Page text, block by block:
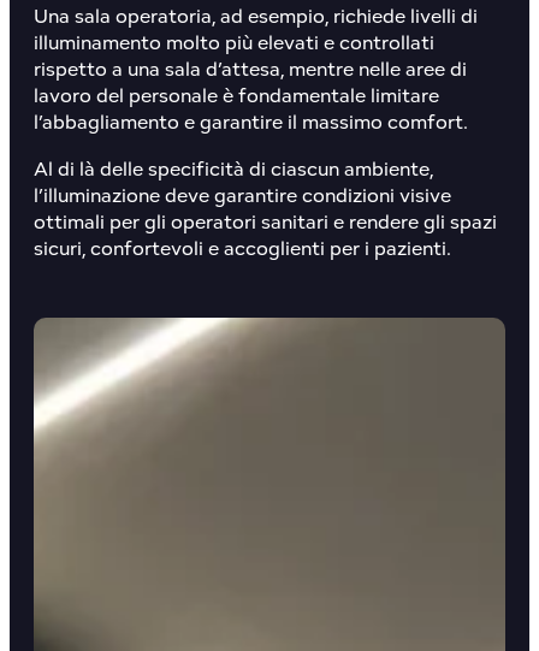
Una sala operatoria, ad esempio, richiede livelli di
illuminamento molto più elevati e controllati
rispetto a una sala d’attesa, mentre nelle aree di
lavoro del personale è fondamentale limitare
l’abbagliamento e garantire il massimo comfort.
Al di là delle specificità di ciascun ambiente,
l’illuminazione deve garantire condizioni visive
ottimali per gli operatori sanitari e rendere gli spazi
sicuri, confortevoli e accoglienti per i pazienti.